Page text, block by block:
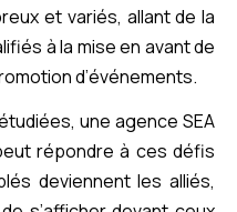
et variés, allant de la
à la mise en avant de
d’événements.
une agence SEA
répondre à ces défis
deviennent les alliés,